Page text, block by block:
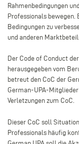
Rahmenbedingungen
Professionals bewegen.
Bedingungen zu
und anderen
Der Code of Conduct
herausgegeben vom
betreut den CoC der
German-UPA-
Verletzungen zum CoC.
Dieser CoC soll
Professionals häufig